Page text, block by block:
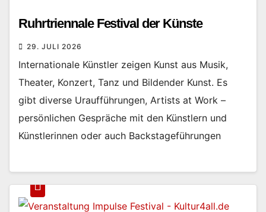
Ruhrtriennale Festival der Künste
29. JULI 2026
Internationale Künstler zeigen Kunst aus Musik,
Theater, Konzert, Tanz und Bildender Kunst. Es
gibt diverse Uraufführungen, Artists at Work –
persönlichen Gespräche mit den Künstlern und
Künstlerinnen oder auch Backstageführungen